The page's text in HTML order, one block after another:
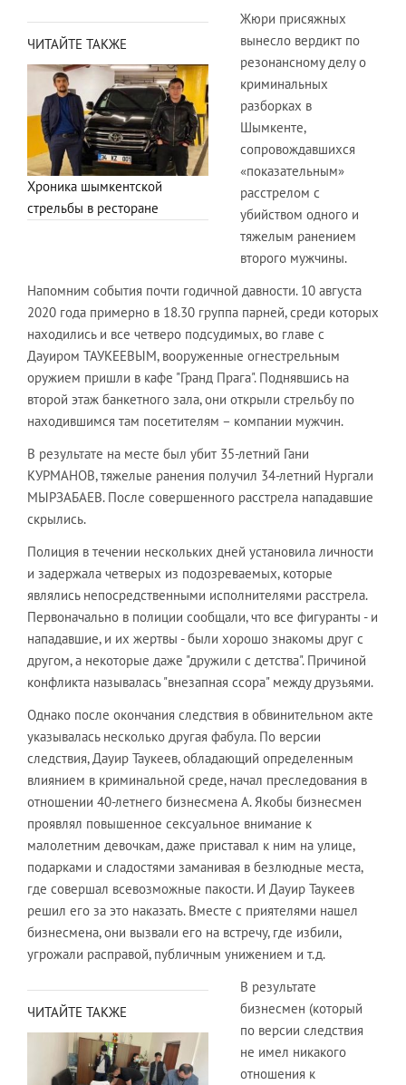
ЧИТАЙТЕ ТАКЖЕ
Хроника шымкентской
стрельбы в ресторане
Жюри присяжных
вынесло вердикт по
резонансному делу о
криминальных
разборках в
Шымкенте,
сопровождавшихся
«показательным»
расстрелом с
убийством одного и
тяжелым ранением
второго мужчины.
Напомним события почти годичной давности. 10 августа
2020 года примерно в 18.30 группа парней, среди которых
находились и все четверо подсудимых, во главе с
Дауиром ТАУКЕЕВЫМ, вооруженные огнестрельным
оружием пришли в кафе "Гранд Прага". Поднявшись на
второй этаж банкетного зала, они открыли стрельбу по
находившимся там посетителям – компании мужчин.
В результате на месте был убит 35-летний Гани
КУРМАНОВ, тяжелые ранения получил 34-летний Нургали
МЫРЗАБАЕВ. После совершенного расстрела нападавшие
скрылись.
Полиция в течении нескольких дней установила личности
и задержала четверых из подозреваемых, которые
являлись непосредственными исполнителями расстрела.
Первоначально в полиции сообщали, что все фигуранты - и
нападавшие, и их жертвы - были хорошо знакомы друг с
другом, а некоторые даже "дружили с детства". Причиной
конфликта называлась "внезапная ссора" между друзьями.
Однако после окончания следствия в обвинительном акте
указывалась несколько другая фабула. По версии
следствия, Дауир Таукеев, обладающий определенным
влиянием в криминальной среде, начал преследования в
отношении 40-летнего бизнесмена А. Якобы бизнесмен
проявлял повышенное сексуальное внимание к
малолетним девочкам, даже приставал к ним на улице,
подарками и сладостями заманивая в безлюдные места,
где совершал всевозможные пакости. И Дауир Таукеев
решил его за это наказать. Вместе с приятелями нашел
бизнесмена, они вызвали его на встречу, где избили,
угрожали расправой, публичным унижением и т.д.
ЧИТАЙТЕ ТАКЖЕ
В результате
бизнесмен (который
по версии следствия
не имел никакого
отношения к